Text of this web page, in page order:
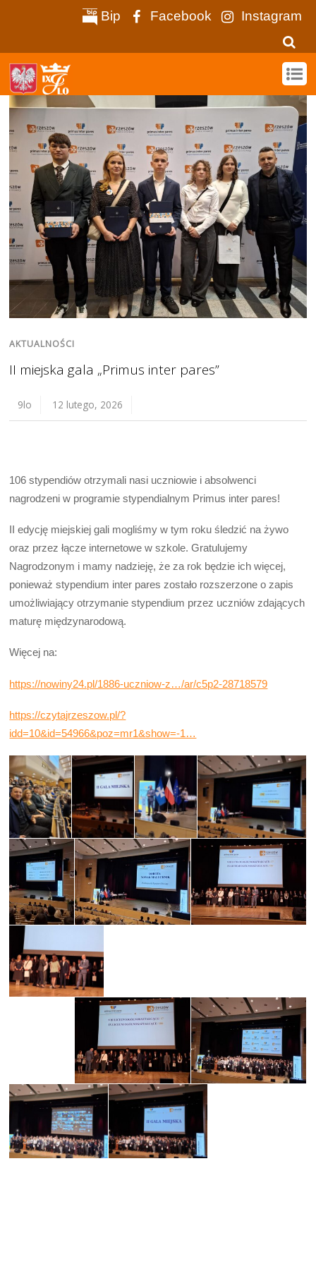
Bip Facebook Instagram
AKTUALNOŚCI
II miejska gala „Primus inter pares”
9lo 12 lutego, 2026
106 stypendiów otrzymali nasi uczniowie i absolwenci
nagrodzeni w programie stypendialnym Primus inter pares!
II edycję miejskiej gali mogliśmy w tym roku śledzić na żywo
oraz przez łącze internetowe w szkole. Gratulujemy
Nagrodzonym i mamy nadzieję, że za rok będzie ich więcej,
ponieważ stypendium inter pares zostało rozszerzone o zapis
umożliwiający otrzymanie stypendium przez uczniów zdających
maturę międzynarodową.
Więcej na:
https://nowiny24.pl/1886-uczniow-z…/ar/c5p2-28718579
https://czytajrzeszow.pl/?
idd=10&id=54966&poz=mr1&show=-1…